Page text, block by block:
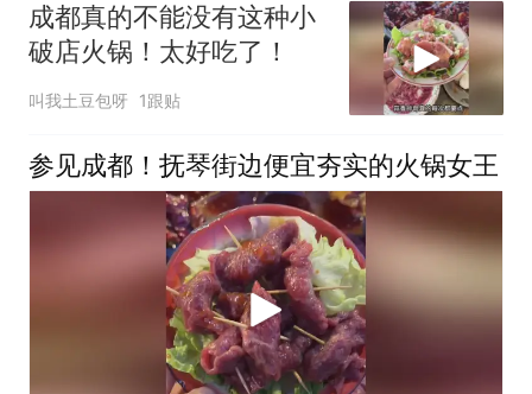
成都真的不能没有这种小
破店火锅！太好吃了！
叫我土豆包呀 1跟贴
参见成都！抚琴街边便宜夯实的火锅女王